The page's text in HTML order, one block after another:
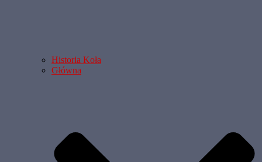
Historia Koła
Główna